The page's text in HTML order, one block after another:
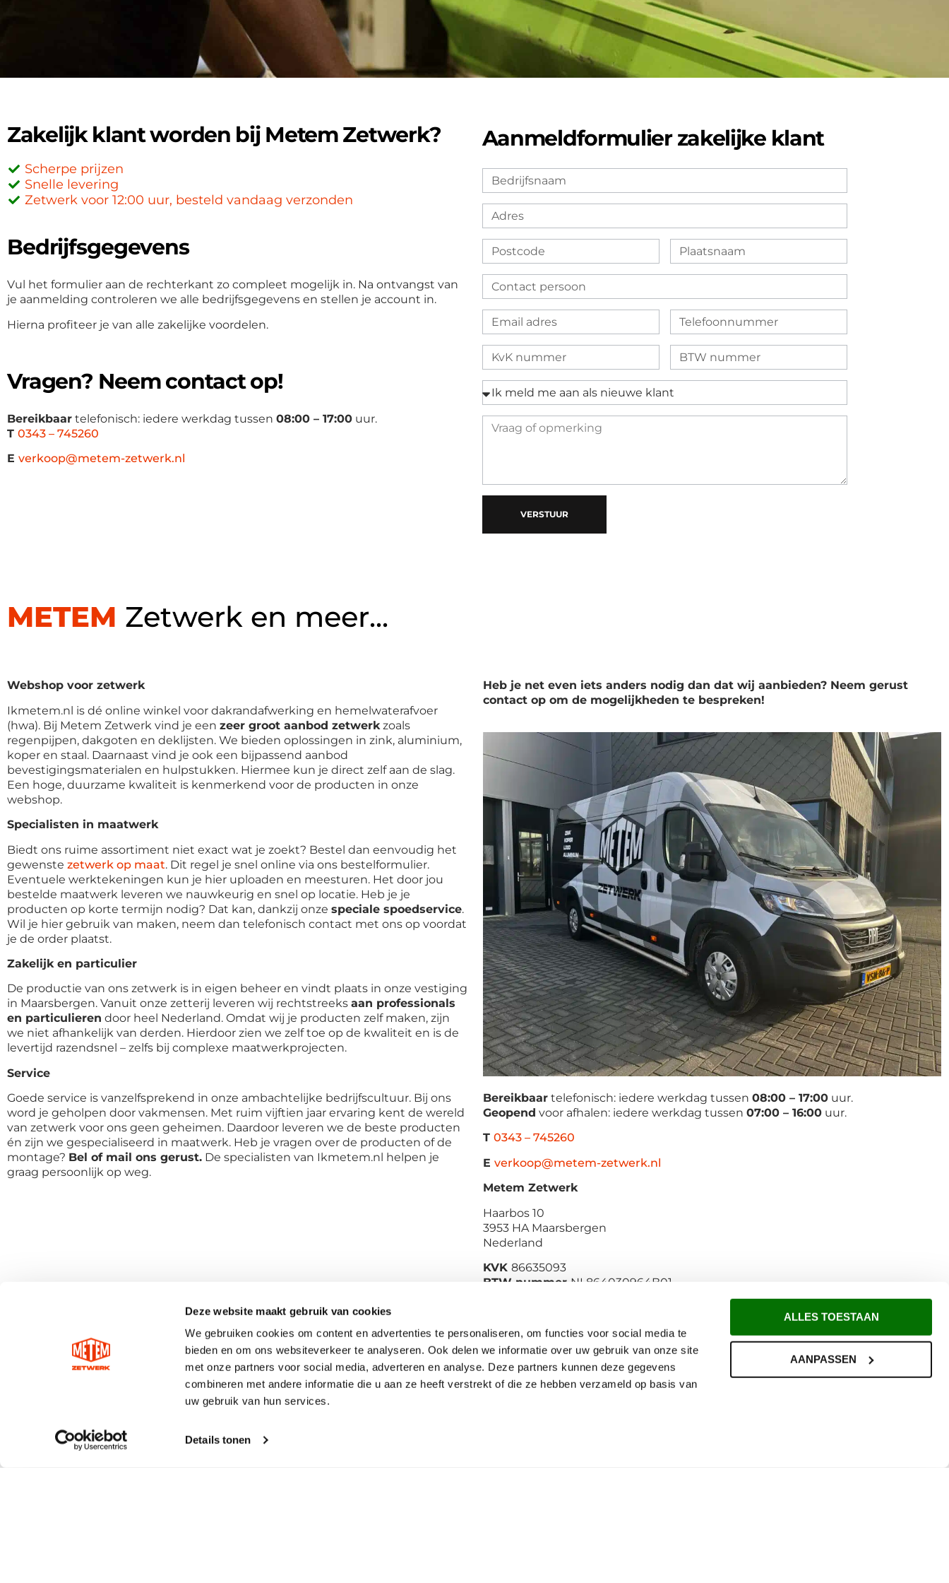
Deze website maakt gebruik van cookies
We gebruiken cookies om content en advertenties te personaliseren, om functies voor social media te
bieden en om ons websiteverkeer te analyseren. Ook delen we informatie over uw gebruik van onze site
met onze partners voor social media, adverteren en analyse. Deze partners kunnen deze gegevens
combineren met andere informatie die u aan ze heeft verstrekt of die ze hebben verzameld op basis van
uw gebruik van hun services.
Details tonen
ALLES TOESTAAN
AANPASSEN
Zakelijk klant worden bij Metem Zetwerk?
Scherpe prijzen
Snelle levering
Zetwerk voor 12:00 uur, besteld vandaag verzonden
Bedrijfsgegevens
Vul het formulier aan de rechterkant zo compleet mogelijk in. Na ontvangst van
je aanmelding controleren we alle bedrijfsgegevens en stellen je account in.
Hierna profiteer je van alle zakelijke voordelen.
Vragen? Neem contact op!
Bereikbaar telefonisch: iedere werkdag tussen 08:00 – 17:00 uur.
T 0343 – 745260
E verkoop@metem-zetwerk.nl
Aanmeldformulier zakelijke klant
VERSTUUR
METEM Zetwerk en meer...
Webshop voor zetwerk
Ikmetem.nl is dé online winkel voor dakrandafwerking en hemelwaterafvoer
(hwa). Bij Metem Zetwerk vind je een zeer groot aanbod zetwerk zoals
regenpijpen, dakgoten en deklijsten. We bieden oplossingen in zink, aluminium,
koper en staal. Daarnaast vind je ook een bijpassend aanbod
bevestigingsmaterialen en hulpstukken. Hiermee kun je direct zelf aan de slag.
Een hoge, duurzame kwaliteit is kenmerkend voor de producten in onze
webshop.
Specialisten in maatwerk
Biedt ons ruime assortiment niet exact wat je zoekt? Bestel dan eenvoudig het
gewenste zetwerk op maat. Dit regel je snel online via ons bestelformulier.
Eventuele werktekeningen kun je hier uploaden en meesturen. Het door jou
bestelde maatwerk leveren we nauwkeurig en snel op locatie. Heb je je
producten op korte termijn nodig? Dat kan, dankzij onze speciale spoedservice.
Wil je hier gebruik van maken, neem dan telefonisch contact met ons op voordat
je de order plaatst.
Zakelijk en particulier
De productie van ons zetwerk is in eigen beheer en vindt plaats in onze vestiging
in Maarsbergen. Vanuit onze zetterij leveren wij rechtstreeks aan professionals
en particulieren door heel Nederland. Omdat wij je producten zelf maken, zijn
we niet afhankelijk van derden. Hierdoor zien we zelf toe op de kwaliteit en is de
levertijd razendsnel – zelfs bij complexe maatwerkprojecten.
Service
Goede service is vanzelfsprekend in onze ambachtelijke bedrijfscultuur. Bij ons
word je geholpen door vakmensen. Met ruim vijftien jaar ervaring kent de wereld
van zetwerk voor ons geen geheimen. Daardoor leveren we de beste producten
én zijn we gespecialiseerd in maatwerk. Heb je vragen over de producten of de
montage? Bel of mail ons gerust. De specialisten van Ikmetem.nl helpen je
graag persoonlijk op weg.
Heb je net even iets anders nodig dan dat wij aanbieden? Neem gerust
contact op om de mogelijkheden te bespreken!
Bereikbaartelefonisch: iedere werkdag tussen 08:00 – 17:00uur.
Geopend voor afhalen: iedere werkdag tussen 07:00 – 16:00 uur.
T 0343 – 745260
E verkoop@metem-zetwerk.nl
Metem Zetwerk
Haarbos 10
3953 HA Maarsbergen
Nederland
KVK 86635093
BTW nummer NL864030964B01